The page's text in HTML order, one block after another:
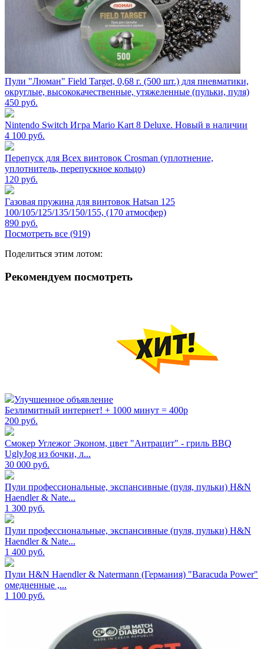
Пули "Люман" Field Target, 0,68 г. (500 шт.) для пневматики,
округлые, высококачественные, утяжеленные (пульки, пуля)
450 руб.
Nintendo Switch Игра Mario Kart 8 Deluxe. Новый в наличии
4 100 руб.
Перепуск для Всех винтовок Crosman (уплотнение,
уплотнитель, перепускное кольцо)
120 руб.
Газовая пружина для винтовок Hatsan 125
100/105/125/135/150/155, (170 атмосфер)
890 руб.
Посмотреть все (919)
Поделиться этим лотом:
Рекомендуем посмотреть
Улучшенное объявление
Безлимитный интернет! + 1000 минут = 400р
200 руб.
Смокер Углежог Эконом, цвет "Антрацит" - гриль BBQ
UglyJog из бочки, л...
30 000 руб.
Пули профессиональные, экспансивные (пуля, пульки) H&N
Haendler & Nate...
1 300 руб.
Пули профессиональные, экспансивные (пуля, пульки) H&N
Haendler & Nate...
1 400 руб.
Пули H&N Haendler & Natermann (Германия) "Baracuda Power"
омедненные ,...
1 100 руб.